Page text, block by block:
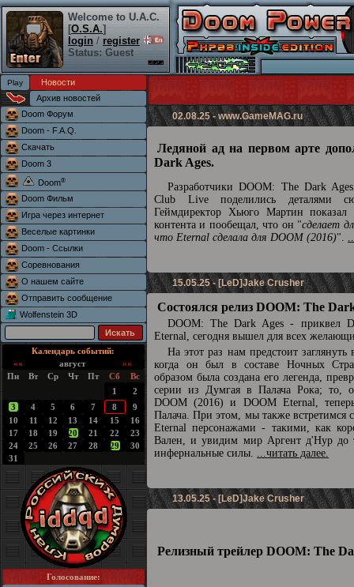
Welcome to U.A.C.
[O.S.A.]
login / register
Status: Guest
Новости
Архив новостей
Doom Форум
Doom - F.A.Q.
Скачать
Doom 3
Doom®
Doom Фильм
Игра через интернет
Веселые картинки
Doom - Ссылки
Соревнования
О нашем сайте
Отправить сообщение
Wolfenstein 3D
Календарь событий:
««
август
»»
Пн
Вт Ср Чт Пт Сб
Вс
1
2
3
4 5 6 7 8
9
10
11 12 13 14 15
16
17
18 19 20 21 22
23
24
25 26 27 28 29
30
31
Голосование:
02.08.25 -www.GameMAG.ru
Ледяной ад на первом арте
Dark Ages.
Разработчики DOOM: The Dark
Club Live поделились деталями
Геймдиректор Хьюго Мартин показал
контента и пообещал, что он "сделает
что Eternal сделала для DOOM (2016)".
15.05.25 - [LeD]Jake Crusher
Состоялся релиз DOOM: The
DOOM: The Dark Ages - приквел
Eternal, сегодня вышел для всех
На этот раз нам предстоит
когда он был в составе Ночных
образом была создана его легенда,
серии из Думгая в Палача Рока; то, о
DOOM (2016) и DOOM Eternal,
Палача. При этом, мы также встретимся
Eternal персонажами - такими, как
Вален, и увидим мир Аргент д'Нур до
инфернальные силы. ...читать далее.
13.05.25 - [LeD]Jake Crusher
Релизный трейлер DOOM: The